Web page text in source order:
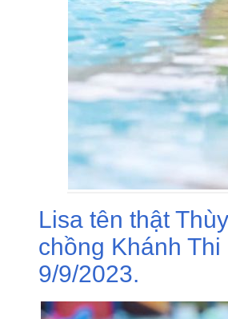
Lisa tên thật
chồng Khánh
9/9/2023.